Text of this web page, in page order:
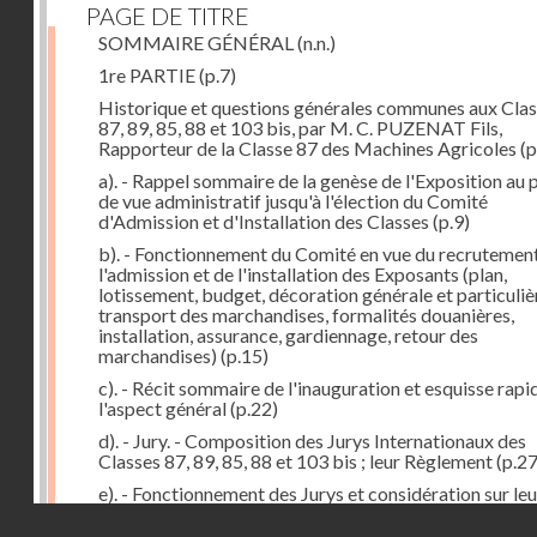
PAGE DE TITRE
SOMMAIRE GÉNÉRAL (n.n.)
1re PARTIE(p.7)
Historique et questions générales communes aux
87, 89, 85, 88 et 103 bis, par M. C. PUZENAT Fils,
Rapporteur de la Classe 87 des Machines Agricoles
a). - Rappel sommaire de la genèse de l'Exposition au
de vue administratif jusqu'à l'élection du Comité
d'Admission et d'Installation des Classes (p.9)
b). - Fonctionnement du Comité en vue du
l'admission et de l'installation des Exposants (plan,
lotissement, budget, décoration générale et
transport des marchandises, formalités douanières,
installation, assurance, gardiennage, retour des
marchandises) (p.15)
c). - Récit sommaire de l'inauguration et esquisse
l'aspect général(p.22)
d). - Jury. - Composition des Jurys Internationaux des
Classes 87, 89, 85, 88 et 103 bis ; leur Règlement
e). - Fonctionnement des Jurys et considération sur